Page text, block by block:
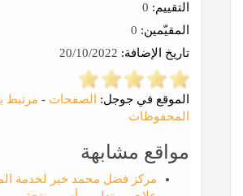
التقييم:
المقيّمين:
تاريخ الإضافة:
الموقع في جوجل: الصفحات - مرتبط
المحفوظات
مواقع مشابهة
مركز فضل محمد خير لخدمة